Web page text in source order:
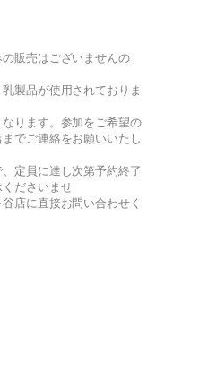
販売はございませんの
製品が使用されておりま
ります。参加をご希望の
でご連絡をお願いいたし
定員に達し次第予約終了
ださいませ
店に直接お問い合わせく